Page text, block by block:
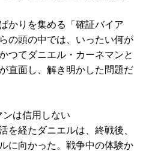
かりを集める「確証バイア
の頭の中では、いったい何が
つてダニエル・カーネマンと
直面し、解き明かした問題だ
は信用しない
を経たダニエルは、終戦後、
に向かった。戦争中の体験か